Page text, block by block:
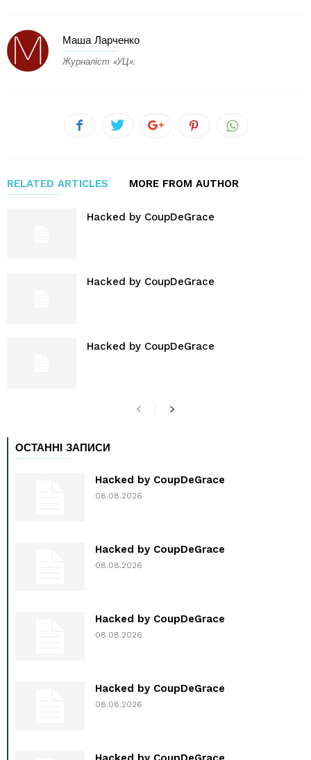
Маша Ларченко
Журналіст «УЦ».
RELATED ARTICLES MORE FROM AUTHOR
Hacked by CoupDeGrace
Hacked by CoupDeGrace
Hacked by CoupDeGrace
ОСТАННІ ЗАПИСИ
Hacked by CoupDeGrace
08.08.2026
Hacked by CoupDeGrace
08.08.2026
Hacked by CoupDeGrace
08.08.2026
Hacked by CoupDeGrace
08.08.2026